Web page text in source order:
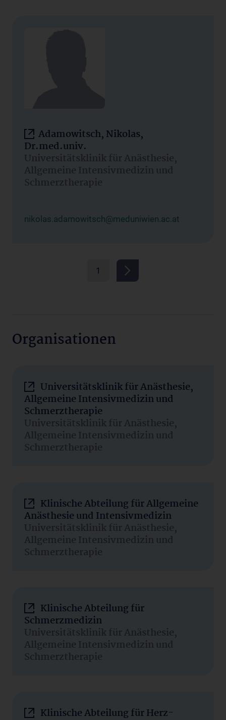
Adamowitsch, Nikolas,
Dr.med.univ.
Universitätsklinik für Anästhesie,
Allgemeine Intensivmedizin und
Schmerztherapie
nikolas.adamowitsch@meduniwien.ac.at
1
Organisationen
Universitätsklinik für Anästhesie,
Allgemeine Intensivmedizin und
Schmerztherapie
Universitätsklinik für Anästhesie,
Allgemeine Intensivmedizin und
Schmerztherapie
Klinische Abteilung für Allgemeine
Anästhesie und Intensivmedizin
Universitätsklinik für Anästhesie,
Allgemeine Intensivmedizin und
Schmerztherapie
Klinische Abteilung für
Schmerzmedizin
Universitätsklinik für Anästhesie,
Allgemeine Intensivmedizin und
Schmerztherapie
Klinische Abteilung für Herz-